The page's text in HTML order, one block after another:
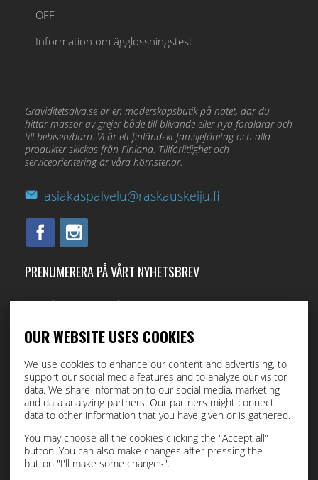
OUR WEBSITE USES COOKIES
We use cookies to enhance our content and advertising, to
support our social media features and to analyze our visitor
data. We share information to our social media, marketing
and data analyzing partners. Our partners might connect
data to other information that you have given or is gathered.
You may choose all the cookies clicking the "Accept all"
button. You can also make changes after pressing the
button "I'll make some changes".
OFF
Information om ägglossningstest
Graviditetsälva.se är en moderskapsbutik på nätet, där du
hittar massor av grejer både till blivande eller nya föräldrar och
till bebisen/barn. Vi är ett finländskt familjeföretag och alla
produkter skickas från Finland. Tillförlitlighet och
serviceorientering är våra hörnstenar.
asiakaspalvelu@raskauskeiju.fi
PRENUMERERA PÅ VÅRT NYHETSBREV
Med vårt nyhetsbrev får du direkt till din e-post.
I accept this site saving my personal data ( läs
Beställ